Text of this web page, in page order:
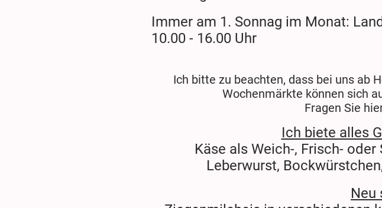
Immer am 1. Sonnag im Monat:
10.00 - 16.00 Uhr
Ich bitte zu beachten, dass bei uns ab
Wochenmärkte können sich
Fragen Sie
Ich biete alles
Käse als Weich-, Frisch-
Leberwurst,
Neu